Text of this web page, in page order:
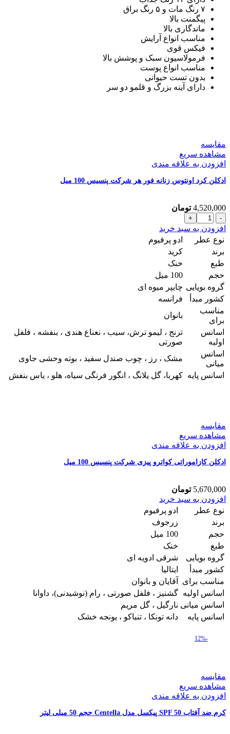
۷ رنگ مات و ۵ رنگ براق
پیگمنت بالا
ماندگاری بالا
مناسب انواع آرایش
فیکس قوی
فرمولاسیون سبک و پوشش بالا
مناسب انواع پوست
بدون تست حیوانی
دارای آینه بزرگ و قلمو دو سر
مقایسه
مشاهده سریع
افزودن به علاقه مندی
ادکلن کرد اونتوس زنانه فور هر شرکت پنسیس 100 میل
4,520,000 تومان
ادکلن
کرد
اونتوس
زنانه
فور
هر
شرکت
پنسیس
100
میل
عدد
افزودن به سبد خرید
نوع عطر
ادو پرفیوم
برند
کرید
طبع
خنک
حجم
100 میل
گروه بویایی چایپر میوه ای
کشور مبدأ
فرانسه
مناسب
برای
بانوان
اسانس
اولیه
ترنج ، لیمو ترش، سیب ، نعناع هندی ، بنفشه ، فلفل
صورتی
اسانس
میانی
مشک ، رز ، چوب صندل سفید ، بوته وحشی جاوی
اسانس پایه کهربا، گل یلانگ ، انگور فرنگی سیاه، هلو ، یاس بنفش
مقایسه
مشاهده سریع
افزودن به علاقه مندی
ادکلن کازاموراتی کواترو پیزی شرکت پنسیس 100 میل
5,670,000 تومان
ادکلن
کازاموراتی
کواترو
پیزی
شرکت
پنسیس
100
میل
عدد
افزودن به سبد خرید
نوع عطر
ادو پرفیوم
برند
زرجوف
حجم
100 میل
طبع
خنک
گروه بویایی
شرقی ادویه ای
کشور مبدأ
ایتالیا
مناسب برای
آقایان و بانوان
اسانس اولیه گشنیز ، فلفل صورتی ، رام (نوشیدنی)، داوانا
اسانس میانی نارگیل ، گل مریم
اسانس پایه
دانه تونکا ، تنباکو ، یونجه خشک
-12%
مقایسه
مشاهده سریع
افزودن به علاقه مندی
کرم ضد آفتاب SPF 50 پیکسل مدل Centella حجم 50 میلی لیتر